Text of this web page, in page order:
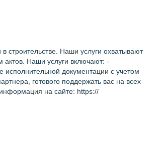
строительстве. Наши услуги охватывают
актов. Наши услуги включают: -
документации с учетом
готового поддержать вас на всех
на сайте: https://